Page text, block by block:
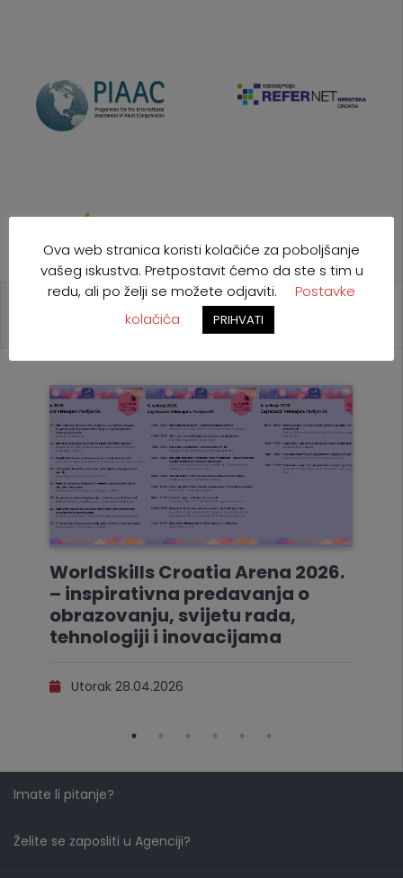
POZIVI NATJEČAJI
WorldSkills Croatia Arena 2026.
– inspirativna predavanja o
obrazovanju, svijetu rada,
tehnologiji i inovacijama
Utorak 28.04.2026
Imate li pitanje?
Želite se zaposliti u Agenciji?
Ova web stranica koristi kolačiće za poboljšanje
vašeg iskustva. Pretpostavit ćemo da ste s tim u
redu, ali po želji se možete odjaviti.
Postavke
kolačića
PRIHVATI